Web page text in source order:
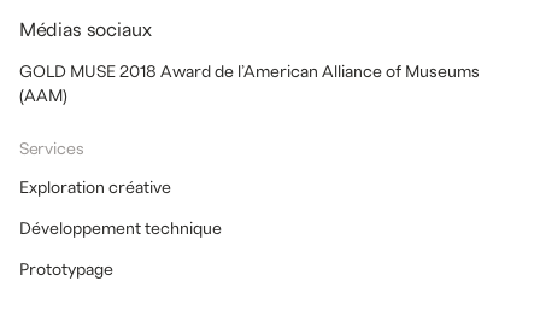
Médias sociaux
GOLD MUSE 2018 Award de l’American Alliance of Museums
(AAM)
Services
Exploration créative
Développement technique
Prototypage